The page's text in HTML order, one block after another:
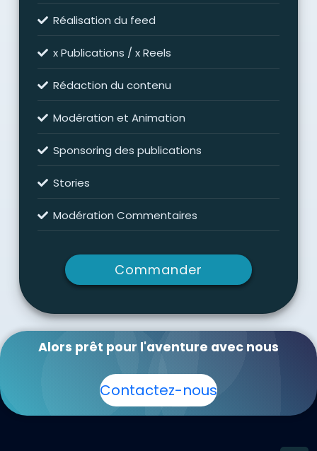
Réalisation du feed
x Publications / x Reels
Rédaction du contenu
Modération et Animation
Sponsoring des publications
Stories
Modération Commentaires
Commander
Alors prêt pour l'aventure avec nous
Contactez-nous